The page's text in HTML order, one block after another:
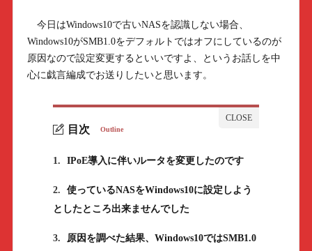
今日はWindows10で古いNASを認識しない場合、
Windows10がSMB1.0をデフォルトではオフにしているのが
原因なので設定変更するといいですよ、というお話しを中
心に戯言編成でお送りしたいと思います。
目次 Outline
1. IPoE導入に伴いルータを変更したのです
2.
使っているNASをWindows10に設定しよう
としたところ出来ませんでした
3.
原因を調べた結果、Windows10ではSMB1.0